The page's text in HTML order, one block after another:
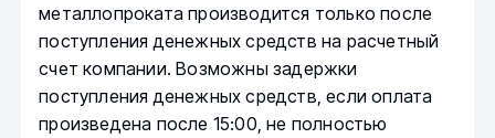
металлопроката производится только после
поступления денежных средств на расчетный
счет компании. Возможны задержки
поступления денежных средств, если оплата
произведена после 15:00, не полностью